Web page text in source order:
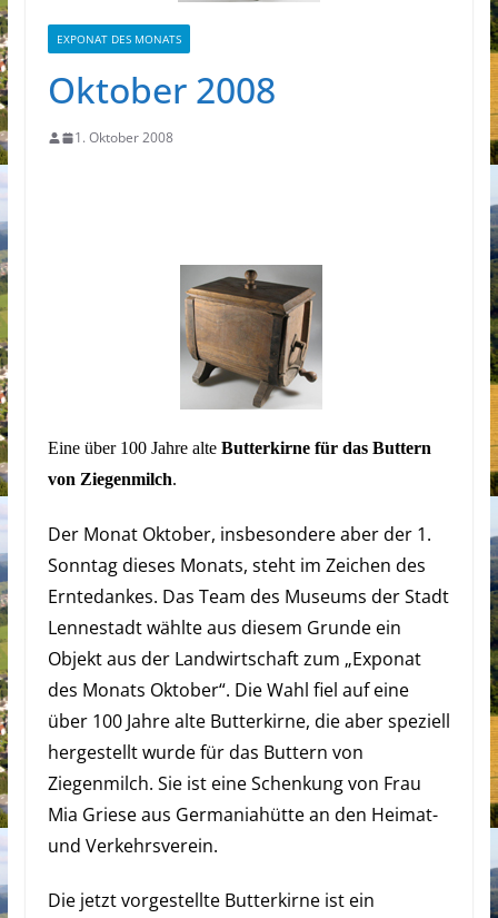
EXPONAT DES MONATS
Oktober 2008
1. Oktober 2008
Eine über 100 Jahre alte Butterkirne für das Buttern
von Ziegenmilch.
Der Monat Oktober, insbesondere aber der 1.
Sonntag dieses Monats, steht im Zeichen des
Erntedankes. Das Team des Museums der Stadt
Lennestadt wählte aus diesem Grunde ein
Objekt aus der Landwirtschaft zum „Exponat
des Monats Oktober“. Die Wahl fiel auf eine
über 100 Jahre alte Butterkirne, die aber speziell
hergestellt wurde für das Buttern von
Ziegenmilch. Sie ist eine Schenkung von Frau
Mia Griese aus Germaniahütte an den Heimat-
und Verkehrsverein.
Die jetzt vorgestellte Butterkirne ist ein